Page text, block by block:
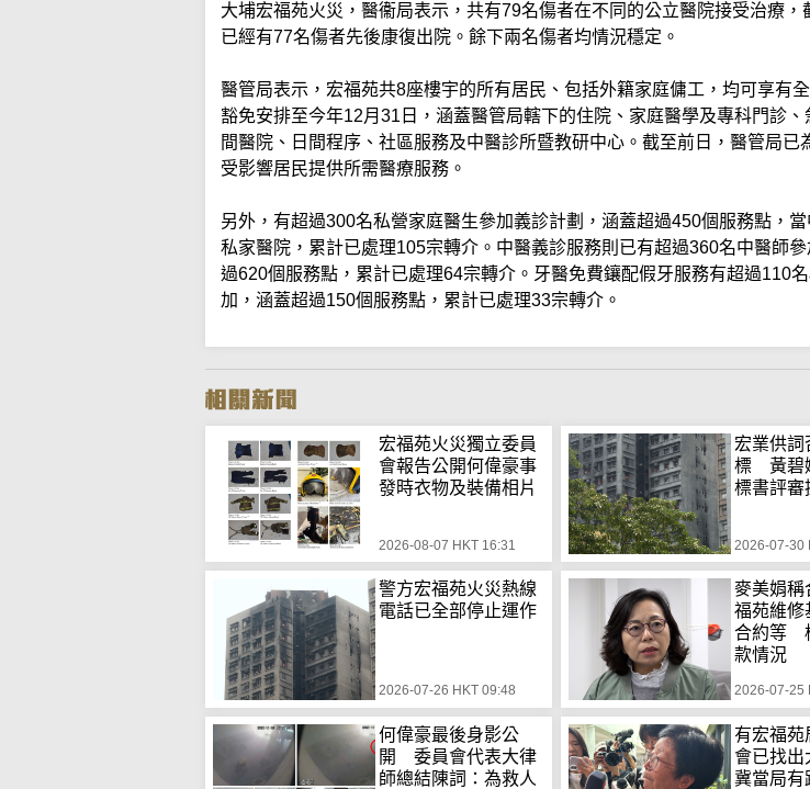
大埔宏福苑火災，醫衞局表示，共有79名傷者在不同的公立醫院接受治療，
已經有77名傷者先後康復出院。餘下兩名傷者均情況穩定。
醫管局表示，宏福苑共8座樓宇的所有居民、包括外籍家庭傭工，均可享有
豁免安排至今年12月31日，涵蓋醫管局轄下的住院、家庭醫學及專科門診、
間醫院、日間程序、社區服務及中醫診所暨教研中心。截至前日，醫管局已
受影響居民提供所需醫療服務。
另外，有超過300名私營家庭醫生參加義診計劃，涵蓋超過450個服務點，當
私家醫院，累計已處理105宗轉介。中醫義診服務則已有超過360名中醫師
過620個服務點，累計已處理64宗轉介。牙醫免費鑲配假牙服務有超過110
加，涵蓋超過150個服務點，累計已處理33宗轉介。
宏福苑火災獨立委員
會報告公開何偉豪事
發時衣物及裝備相片
2026-08-07 HKT 16:31
宏業供詞
標 黃碧
標書評審
2026-07-30
警方宏福苑火災熱線
電話已全部停止運作
2026-07-26 HKT 09:48
麥美娟稱
福苑維修
合約等
款情況
2026-07-25
何偉豪最後身影公
開 委員會代表大律
師總結陳詞：為救人
有宏福苑
會已找
冀當局有